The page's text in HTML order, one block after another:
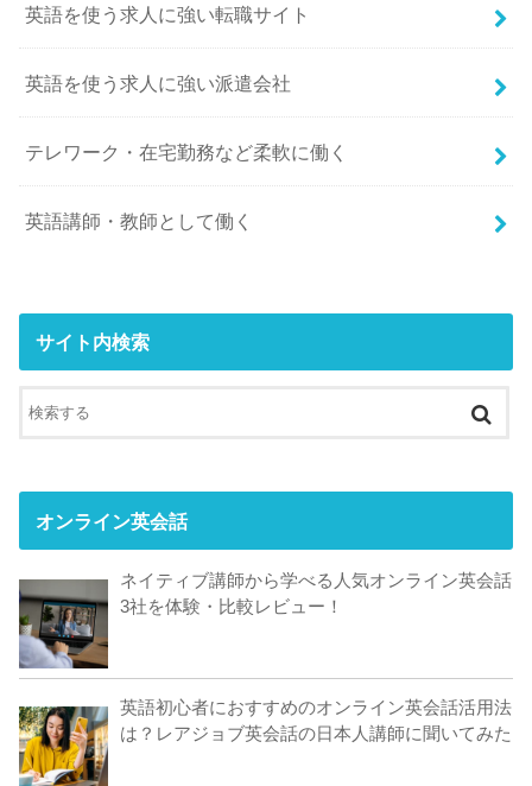
英語を使う求人に強い転職サイト
英語を使う求人に強い派遣会社
テレワーク・在宅勤務など柔軟に働く
英語講師・教師として働く
サイト内検索
オンライン英会話
ネイティブ講師から学べる人気オンライン英会話
3社を体験・比較レビュー！
英語初心者におすすめのオンライン英会話活用法
は？レアジョブ英会話の日本人講師に聞いてみた